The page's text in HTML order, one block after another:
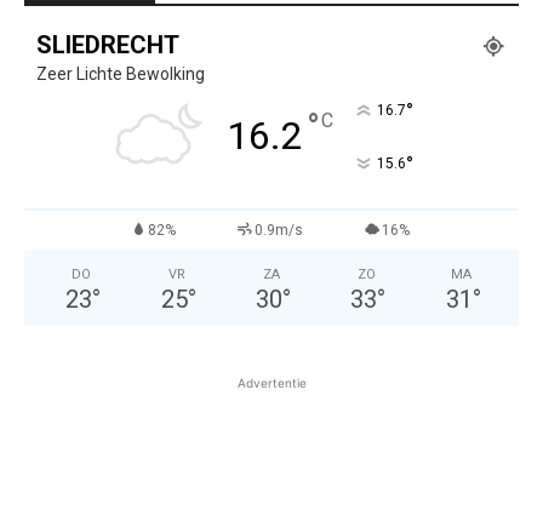
SLIEDRECHT
Zeer Lichte Bewolking
16.2 °C 16.7°
15.6°
82% 0.9m/s 16%
DO
23°
VR
25°
ZA
30°
ZO
33°
MA
31 °
Advertentie